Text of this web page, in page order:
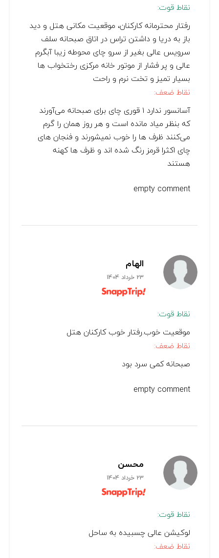
نقاط قوت:
رفتار محترمانه کارکنان، موقعیت مکانی هتل و دید
باز به دریا و داشتن تراس در اتاق صبحانه سلف
سرویس عالی بغیر از سرو چای محوطه زیبا آبگرم
عالی و پر فشار از موتور خانه مرکزی رختخواب ها
بسیار تمیز و تخت نرم و راحت
نقاط ضعف:
آسانسور ندارد ۱ قوری چای برای صبحانه می‌آورند
که بنظر میاد مانده است و هر روز همان را گرم
می‌کنند ظرف ها را خوب نمیشورند و فنجان های
چای اکثرا قرمز رنگ شده اند و ظرف ها کهنه
هستند
empty comment
الهام
23 خرداد 1404
نقاط قوت:
موقعیت خوب.رفتار خوب کارکنان هتل
نقاط ضعف:
صبحانه کمی سرد بود
empty comment
محسن
23 خرداد 1404
نقاط قوت:
لوکیشن عالی چسبیده به ساحل
نقاط ضعف: